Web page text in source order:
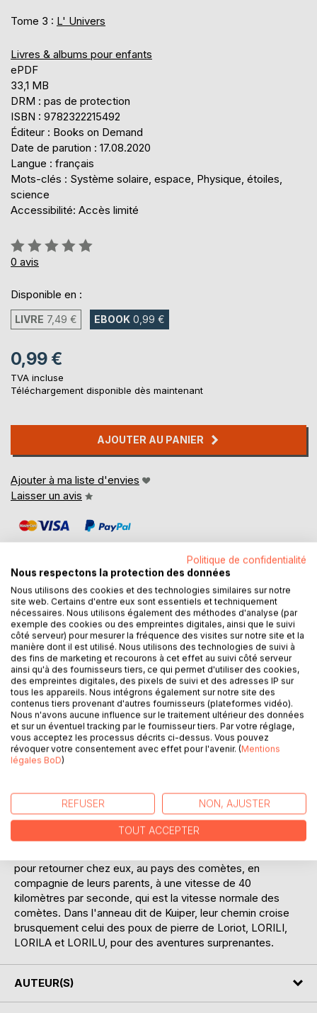
Tome 3 : L' Univers
Livres & albums pour enfants
ePDF
33,1 MB
DRM : pas de protection
ISBN : 9782322215492
Éditeur : Books on Demand
Date de parution : 17.08.2020
Langue : français
Mots-clés : Système solaire, espace, Physique, étoiles,
science
Accessibilité: Accès limité
Évaluation:
0%
0 avis
Disponible en :
LIVRE 7,49 € EBOOK 0,99 €
0,99 €
TVA incluse
Téléchargement disponible dès maintenant
AJOUTER AU PANIER
Ajouter à ma liste d'envies
Laisser un avis
DESCRIPTION
Il est tout à fait essentiel de découvrir des choses, par
ailleurs il est de plus en plus difficile et complexe de
connaître les corrélations en particulier dans le domaine
des sciences de la nature. De ce fait, il n'est jamais trop
tôt pour donner aux enfants un premier aperçu de ces
univers.
En racontant des aventures passionnantes dans l'espace,
cette collection de 6 volumes entraîne les lecteurs jeunes
passionnante d'un univers, que les progrès scientifiques
ont rendu bien plus palpable.
Dans le volume 3, MOUFFI, MIFFI et MUFFI, si petits qu'on
pour retourner chez eux, au pays des comètes, en
compagnie de leurs parents, à une vitesse de 40
kilomètres par seconde, qui est la vitesse normale des
comètes. Dans l'anneau dit de Kuiper, leur chemin croise
brusquement celui des poux de pierre de Loriot, LORILI,
LORILA et LORILU, pour des aventures surprenantes.
AUTEUR(S)
Politique de confidentialité
Nous respectons la protection des données
Nous utilisons des cookies et des technologies similaires sur notre
site web. Certains d'entre eux sont essentiels et techniquement
nécessaires. Nous utilisons également des méthodes d'analyse (par
exemple des cookies ou des empreintes digitales, ainsi que le suivi
côté serveur) pour mesurer la fréquence des visites sur notre site et la
manière dont il est utilisé. Nous utilisons des technologies de suivi à
des fins de marketing et recourons à cet effet au suivi côté serveur
ainsi qu'à des fournisseurs tiers, ce qui permet d'utiliser des cookies,
des empreintes digitales, des pixels de suivi et des adresses IP sur
tous les appareils. Nous intégrons également sur notre site des
contenus tiers provenant d'autres fournisseurs (plateformes vidéo).
Nous n'avons aucune influence sur le traitement ultérieur des données
et sur un éventuel tracking par le fournisseur tiers. Par votre réglage,
vous acceptez les processus décrits ci-dessus. Vous pouvez
révoquer votre consentement avec effet pour l'avenir. (Mentions
légales BoD)
REFUSER NON, AJUSTER
TOUT ACCEPTER